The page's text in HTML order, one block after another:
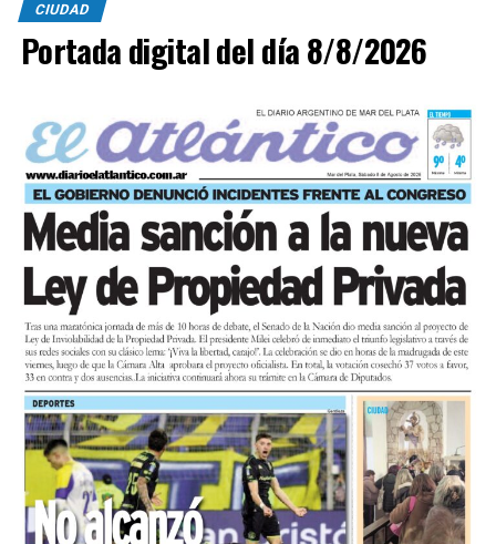
CIUDAD
Portada digital del día 8/8/2026